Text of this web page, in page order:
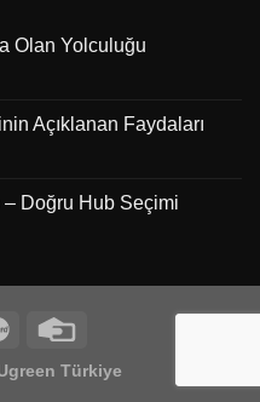
Olan Yolculuğu
Açıklanan Faydaları
Doğru Hub Seçimi
Türkiye